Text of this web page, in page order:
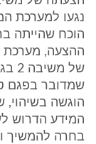
נגעו למערכת
של
שמדובר בפגם
המידע הדרוש
בחרה להמשיך